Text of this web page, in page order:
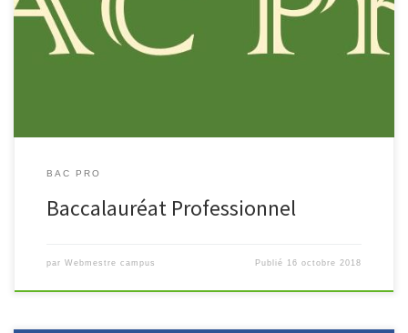
Accompagnement, Soins et Services à la Personne Maintenance
des Matériels… Maintenance des Véhicules… Conducteur
Transport Routier Marchandises Assistant à la […]
BAC PRO
Baccalauréat Professionnel
par Webmestre campus Publié 16 octobre 2018